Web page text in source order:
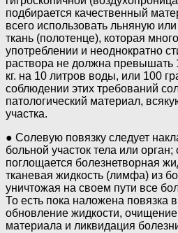
подбирается качественный
всего использовать льняную
ткань (полотенце), которая
употреблении и неоднократно
раствора не должна превышать
кг. на 10 литров воды, или 100
соблюдении этих требований
патологический материал,
участка.
● Солевую повязку следует
больной участок тела или
поглощается болезнетворная
тканевая жидкость (лимфа) из
уничтожая на своем пути все
То есть пока наложена повязка
обновление жидкости, очищение
материала и ликвидация